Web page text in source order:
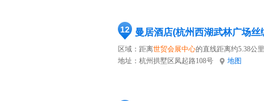
12 曼居酒店(杭州西湖武林广场丝
区域：距离世贸会展中心的直线距离约5.38公里
地址： 杭州拱墅区凤起路108号 地图